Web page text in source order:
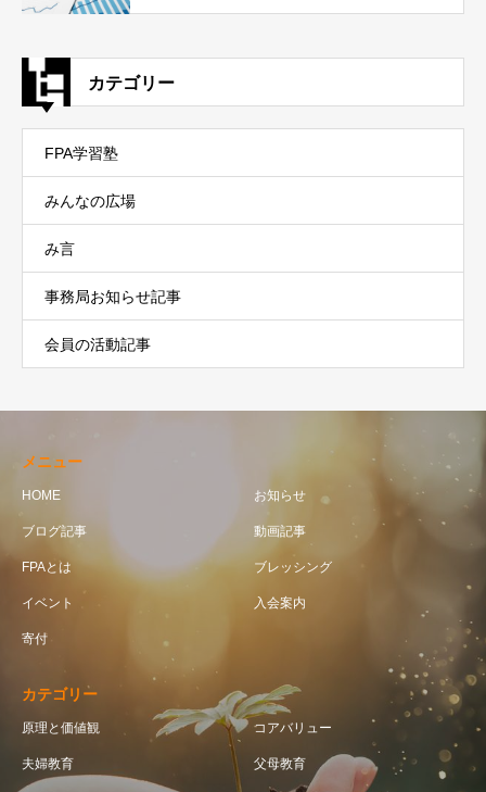
カテゴリー
FPA学習塾
みんなの広場
み言
事務局お知らせ記事
会員の活動記事
メニュー
HOME お知らせ
ブログ記事 動画記事
FPAとは ブレッシング
イベント 入会案内
寄付
カテゴリー
原理と価値観 コアバリュー
夫婦教育 父母教育